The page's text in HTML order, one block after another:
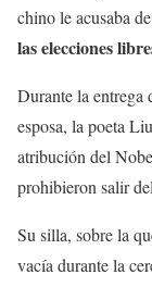
chino le acusaba
las elecciones
Durante la entrega
esposa, la poeta
atribución del
prohibieron salir
Su silla, sobre la
vacía durante la